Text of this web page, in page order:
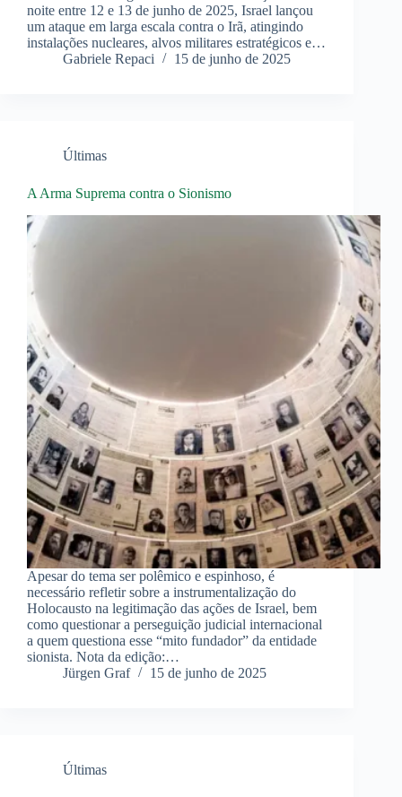
noite entre 12 e 13 de junho de 2025, Israel lançou
um ataque em larga escala contra o Irã, atingindo
instalações nucleares, alvos militares estratégicos e…
Gabriele Repaci
15 de junho de 2025
Últimas
A Arma Suprema contra o Sionismo
Apesar do tema ser polêmico e espinhoso, é
necessário refletir sobre a instrumentalização do
Holocausto na legitimação das ações de Israel, bem
como questionar a perseguição judicial internacional
a quem questiona esse “mito fundador” da entidade
sionista. Nota da edição:…
Jürgen Graf
15 de junho de 2025
Últimas